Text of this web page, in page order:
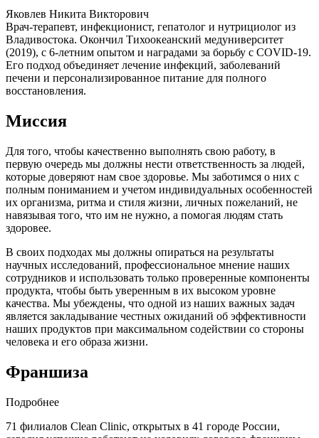
Яковлев Никита Викторович
Врач-терапевт, инфекционист, гепатолог и нутрициолог из
Владивостока. Окончил Тихоокеанский медуниверситет
(2019), с 6-летним опытом и наградами за борьбу с COVID-19.
Его подход объединяет лечение инфекций, заболеваний
печени и персонализированное питание для полного
восстановления.
Миссия
Для того, чтобы качественно выполнять свою работу, в
первую очередь мы должны нести ответственность за людей,
которые доверяют нам свое здоровье. Мы заботимся о них с
полным пониманием и учетом индивидуальных особенностей
их организма, ритма и стиля жизни, личных пожеланий, не
навязывая того, что им не нужно, а помогая людям стать
здоровее.
В своих подходах мы должны опираться на результаты
научных исследований, профессиональное мнение наших
сотрудников и использовать только проверенные компоненты
продукта, чтобы быть уверенным в их высоком уровне
качества. Мы убеждены, что одной из наших важных задач
является закладывание честных ожиданий об эффективности
наших продуктов при максимальном содействии со стороны
человека и его образа жизни.
Франшиза
Подробнее
71 филиалов Clean Clinic, открытых в 41 городе России,